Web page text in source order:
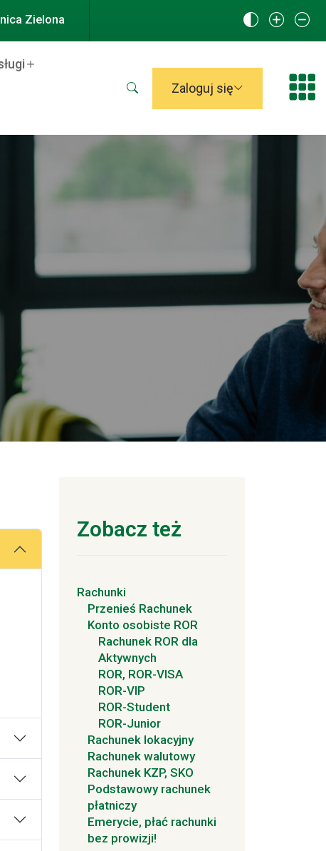
Zielona
Otwórz wyszukiwarkę
Zaloguj się
Zobacz też
Rachunki
Przenieś Rachunek
Konto osobiste ROR
Rachunek ROR dla
Aktywnych
ROR, ROR-VISA
ROR-VIP
ROR-Student
ROR-Junior
Rachunek lokacyjny
Rachunek walutowy
Rachunek KZP, SKO
Podstawowy rachunek
płatniczy
Emerycie, płać rachunki
bez prowizji!